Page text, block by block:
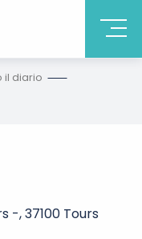
il diario
-, 37100 Tours